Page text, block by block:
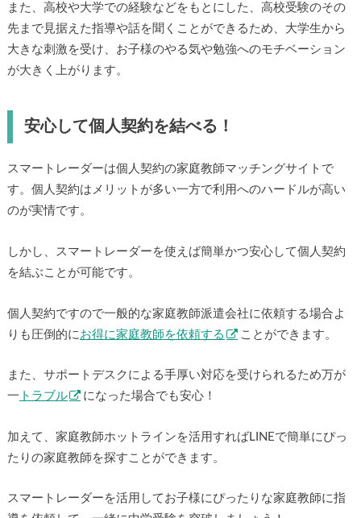
また、高校や大学での経験などをもとにした、高校受験のその
先まで見据えた指導や話を聞くことができるため、大学生から
大きな刺激を受け、お子様のやる気や勉強へのモチベーション
が大きく上がります。
安心して個人契約を結べる！
スマートレーダーは個人契約の家庭教師マッチングサイトで
す。個人契約はメリットが多い一方で利用へのハードルが高い
のが実情です。
しかし、スマートレーダーを使えば簡単かつ安心して個人契約
を結ぶことが可能です。
個人契約ですので一般的な家庭教師派遣会社に依頼する場合よ
りも圧倒的に お得に家庭教師を依頼する ことができます。
また、サポートデスクによる手厚い対応を受けられるため万が
一 トラブル になった場合でも安心！
加えて、家庭教師ホットラインを活用すればLINEで簡単にぴっ
たりの家庭教師を探すことができます。
スマートレーダーを活用してお子様にぴったりな家庭教師に指